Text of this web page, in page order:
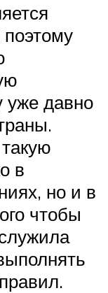
поэтому
уже давно
в
но и в
чтобы